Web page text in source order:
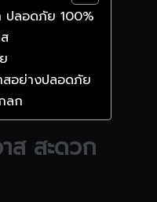
ปลอดภัย 100%
สอย่างปลอดภัย
ลก
ส สะดวก